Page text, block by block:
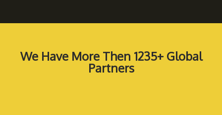
We Have More Then 1235+ Global
Partners